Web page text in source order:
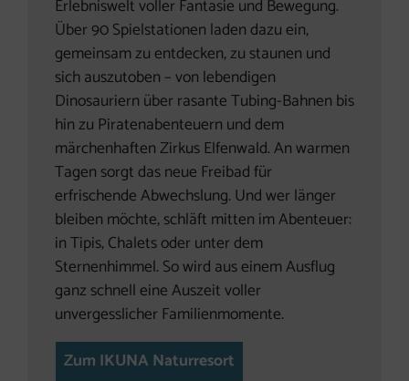
Erlebniswelt voller Fantasie und Bewegung.
Über 90 Spielstationen laden dazu ein,
gemeinsam zu entdecken, zu staunen und
sich auszutoben – von lebendigen
Dinosauriern über rasante Tubing-Bahnen bis
hin zu Piratenabenteuern und dem
märchenhaften Zirkus Elfenwald. An warmen
Tagen sorgt das neue Freibad für
erfrischende Abwechslung. Und wer länger
bleiben möchte, schläft mitten im Abenteuer:
in Tipis, Chalets oder unter dem
Sternenhimmel. So wird aus einem Ausflug
ganz schnell eine Auszeit voller
unvergesslicher Familienmomente.
Zum IKUNA Naturresort